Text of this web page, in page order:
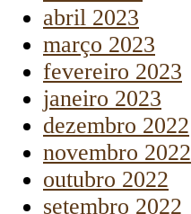
abril 2023
março 2023
fevereiro 2023
janeiro 2023
dezembro 2022
novembro 2022
outubro 2022
setembro 2022